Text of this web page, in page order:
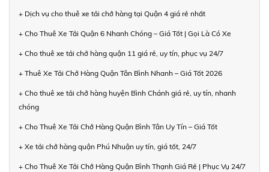
+ Dịch vụ cho thuê xe tải chở hàng tại Quận 4 giá rẻ nhất
+ Cho Thuê Xe Tải Quận 6 Nhanh Chóng – Giá Tốt | Gọi Là Có Xe
+ Cho thuê xe tải chở hàng quận 11 giá rẻ, uy tín, phục vụ 24/7
+ Thuê Xe Tải Chở Hàng Quận Tân Bình Nhanh – Giá Tốt 2026
+ Cho thuê xe tải chở hàng huyện Bình Chánh giá rẻ, uy tín, nhanh
chóng
+ Cho Thuê Xe Tải Chở Hàng Quận Bình Tân Uy Tín – Giá Tốt
+ Xe tải chở hàng quận Phú Nhuận uy tín, giá tốt, 24/7
+ Cho Thuê Xe Tải Chở Hàng Quận Bình Thạnh Giá Rẻ | Phục Vụ 24/7